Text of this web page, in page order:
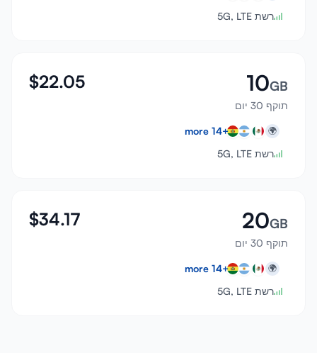
רשת 5G, LTE
10GB
תוקף 30 יום
$22.05
🌍
+
14
רשת 5G, LTE
20GB
תוקף 30 יום
$34.17
🌍
+
14
רשת 5G, LTE